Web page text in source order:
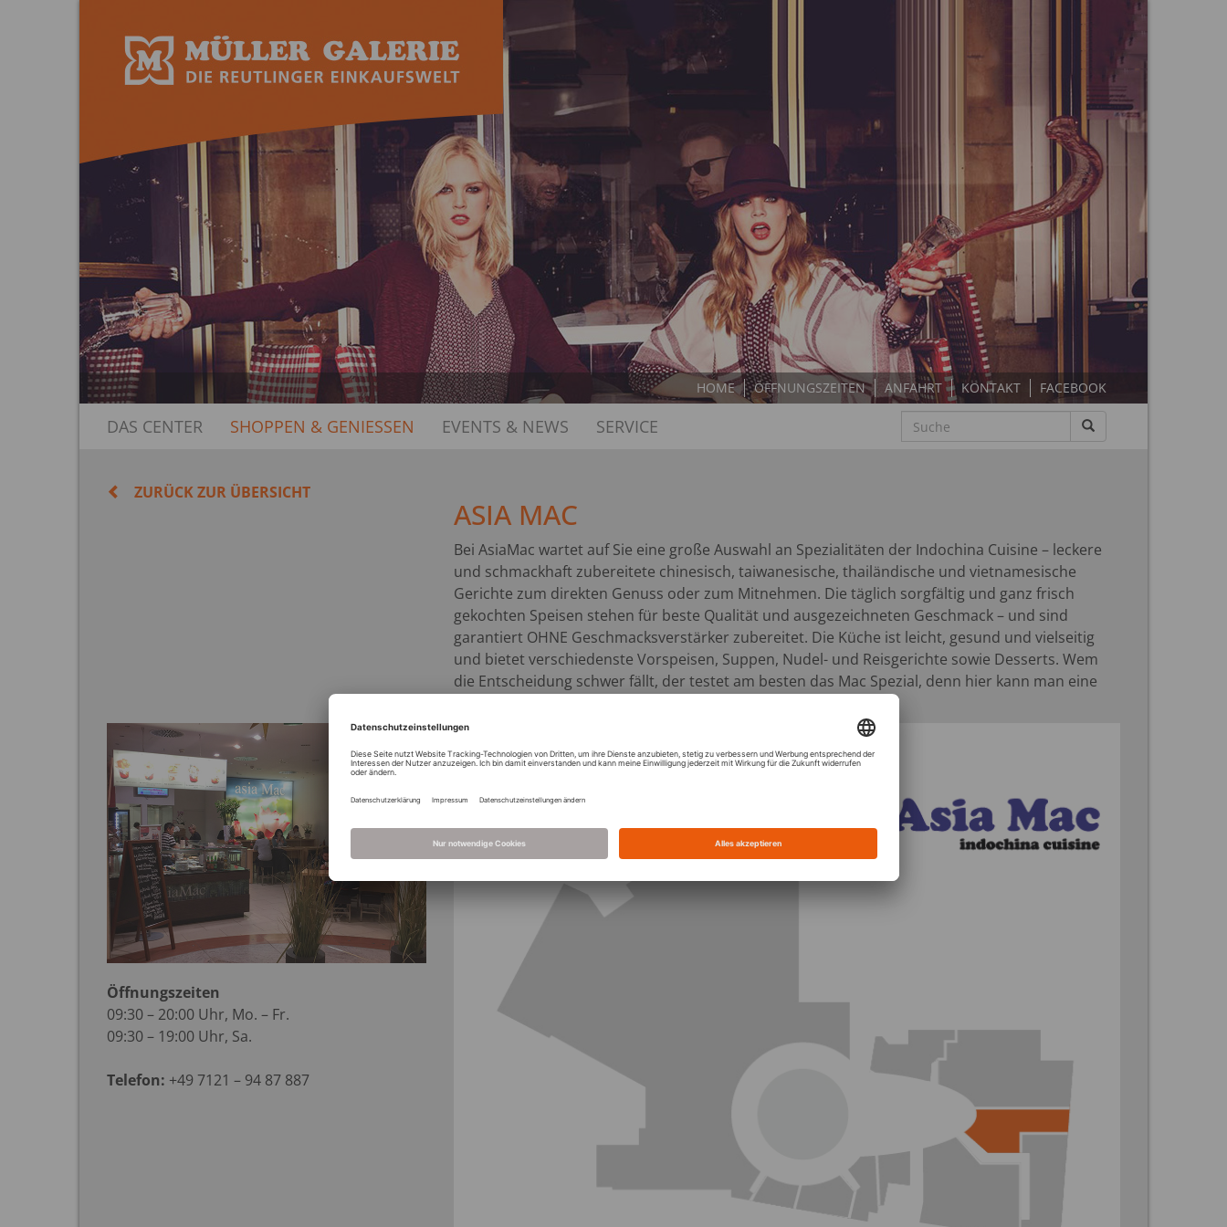
HOME ÖFFNUNGSZEITEN ANFAHRT KONTAKT FACEBOOK
DAS CENTER SHOPPEN & GENIESSEN EVENTS & NEWS SERVICE
ZURÜCK ZUR ÜBERSICHT
ASIA MAC
Bei AsiaMac wartet auf Sie eine große Auswahl an Spezialitäten der Indochina Cuisine – leckere
und schmackhaft zubereitete chinesisch, taiwanesische, thailändische und vietnamesische
Gerichte zum direkten Genuss oder zum Mitnehmen. Die täglich sorgfältig und ganz frisch
gekochten Speisen stehen für beste Qualität und ausgezeichneten Geschmack – und sind
garantiert OHNE Geschmacksverstärker zubereitet. Die Küche ist leicht, gesund und vielseitig
und bietet verschiedenste Vorspeisen, Suppen, Nudel- und Reisgerichte sowie Desserts. Wem
die Entscheidung schwer fällt, der testet am besten das Mac Spezial, denn hier kann man eine
Öffnungszeiten
09:30 – 20:00 Uhr, Mo. – Fr.
09:30 – 19:00 Uhr, Sa.
Telefon: +49 7121 – 94 87 887
UG